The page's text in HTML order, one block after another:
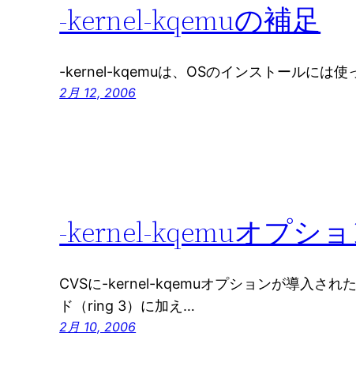
-kernel-kqemuの補足
-kernel-kqemuは、OSのインストールには使
2月 12, 2006
-kernel-kqemuオプシ
CVSに-kernel-kqemuオプションが導入され
ド（ring 3）に加え…
2月 10, 2006